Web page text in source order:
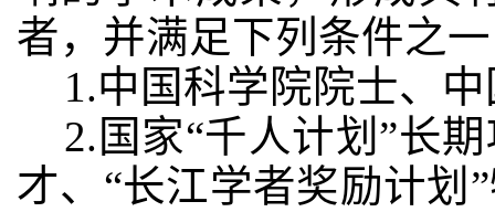
者，并满足下列条件之
1.中国科学院院士、
2.国家“千人计划”长
才、“长江学者奖励计划